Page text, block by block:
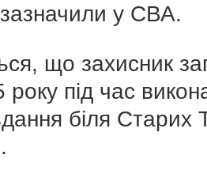
у СВА.
що захисник
року під час
біля Старих